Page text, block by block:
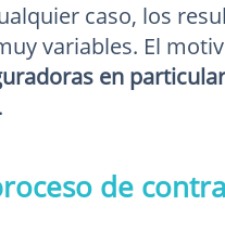
caso, los
variables. El
en particular
de